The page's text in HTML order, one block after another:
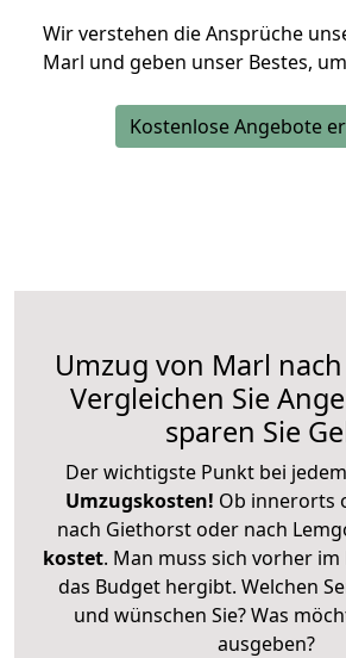
Wir verstehen die Ansprüche
Marl und geben unser Bestes,
Kostenlose Angebote
Umzug von Marl
Vergleichen Sie
sparen Sie
Der wichtigste Punkt bei
Umzugskosten! Ob innerorts
nach Giethorst oder nach
kostet. Man muss sich vorher im
das Budget hergibt. Welchen
und wünschen Sie? Was
ausgeben?